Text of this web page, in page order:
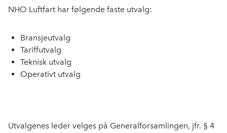
NHO Luftfart har følgende faste utvalg:
Bransjeutvalg
Tariffutvalg
Teknisk utvalg
Operativt utvalg
Utvalgenes leder velges på Generalforsamlingen, jfr. § 4